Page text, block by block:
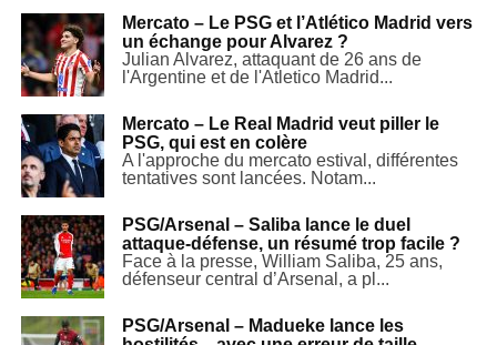
Mercato – Le PSG et l’Atlético Madrid vers
un échange pour Alvarez ?
Julian Alvarez, attaquant de 26 ans de
l'Argentine et de l'Atletico Madrid...
Mercato – Le Real Madrid veut piller le
PSG, qui est en colère
A l'approche du mercato estival, différentes
tentatives sont lancées. Notam...
PSG/Arsenal – Saliba lance le duel
attaque-défense, un résumé trop facile ?
Face à la presse, William Saliba, 25 ans,
défenseur central d’Arsenal, a pl...
PSG/Arsenal – Madueke lance les